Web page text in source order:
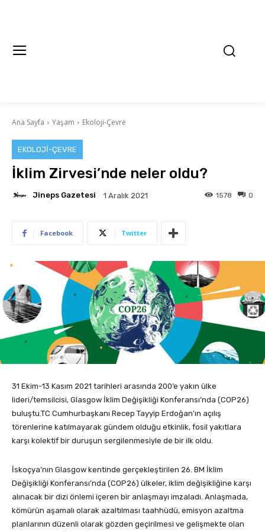
Ana Sayfa Yaşam Ekoloji-Çevre
EKOLOJI-ÇEVRE
İklim Zirvesi’nde neler oldu?
Jineps Gazetesi 1 Aralık 2021 0
1578
Facebook Twitter
31 Ekim-13 Kasım 2021 tarihleri arasında 200’e yakın ülke
lideri/temsilcisi, Glasgow İklim Değişikliği Konferansı’nda (COP26)
buluştu.TC Cumhurbaşkanı Recep Tayyip Erdoğan’ın açılış
törenlerine katılmayarak gündem olduğu etkinlik, fosil yakıtlara
karşı kolektif bir duruşun sergilenmesiyle de bir ilk oldu.
İskoçya’nın Glasgow kentinde gerçekleştirilen 26. BM İklim
Değişikliği Konferansı’nda (COP26) ülkeler, iklim değişikliğine karşı
alınacak bir dizi önlemi içeren bir anlaşmayı imzaladı. Anlaşmada,
kömürün aşamalı olarak azaltılması taahhüdü, emisyon azaltma
planlarının düzenli olarak gözden geçirilmesi ve gelişmekte olan